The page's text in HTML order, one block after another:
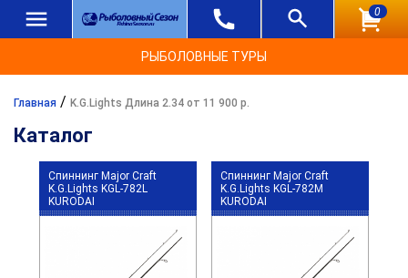
0
РЫБОЛОВНЫЕ ТУРЫ
Главная / K.G.Lights Длина 2.34 от 11 900 р.
Каталог
Спиннинг Major Craft
K.G.Lights KGL-782L
KURODAI
Спиннинг Major Craft
K.G.Lights KGL-782M
KURODAI